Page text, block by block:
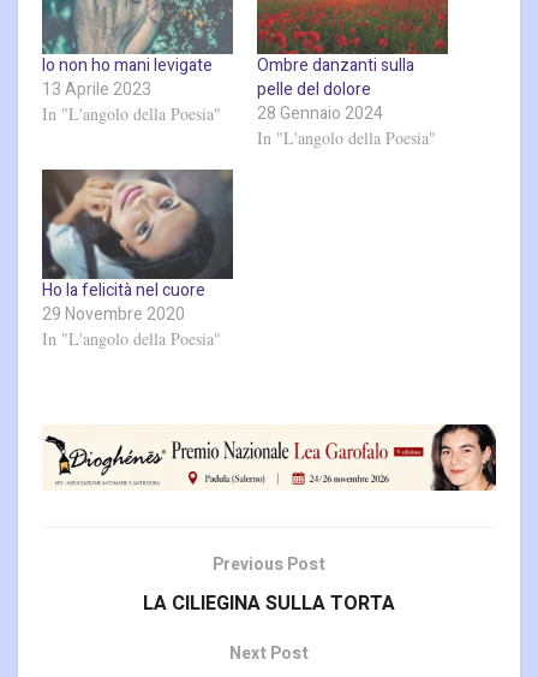
Io non ho mani levigate
13 Aprile 2023
In "L'angolo della Poesia"
Ombre danzanti sulla
pelle del dolore
28 Gennaio 2024
In "L'angolo della Poesia"
Ho la felicità nel cuore
29 Novembre 2020
In "L'angolo della Poesia"
Previous Post
LA CILIEGINA SULLA TORTA
Next Post